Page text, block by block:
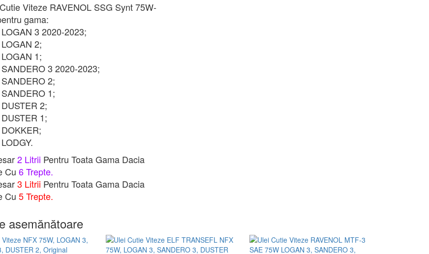
Viteze RAVENOL SSG Synt 75W-
gama:
LOGAN 3 2020-2023;
LOGAN 2;
LOGAN 1;
SANDERO 3 2020-2023;
SANDERO 2;
SANDERO 1;
DUSTER 2;
DUSTER 1;
DOKKER;
LODGY.
2 Litrii Pentru Toata Gama Dacia
Cu 6 Trepte.
3 Litrii Pentru Toata Gama Dacia
Cu 5 Trepte.
asemănătoare